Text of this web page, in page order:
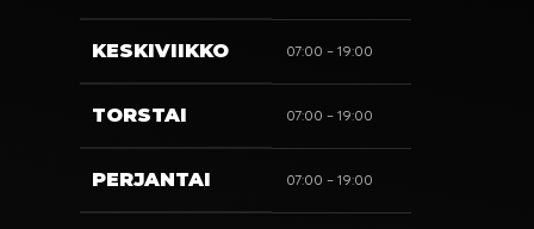
KESKIVIIKKO 07:00 – 19:00
TORSTAI 07:00 – 19:00
PERJANTAI 07:00 – 19:00